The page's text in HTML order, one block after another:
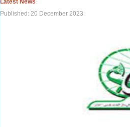
Latest News
Published: 20 December 2023